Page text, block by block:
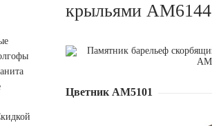
крыльями AM6144
Цветник АМ5101